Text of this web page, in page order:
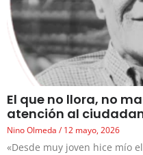
El que no llora, no
atención al
Nino Olmeda 12 mayo, 2026
«Desde muy joven hice mío